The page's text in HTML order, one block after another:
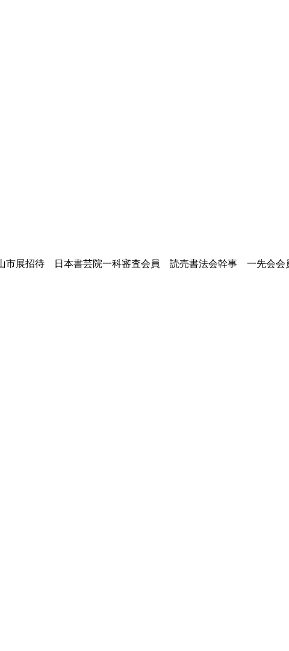
展招待 日本書芸院一科審査会員 読売書法会幹事 一先会会員